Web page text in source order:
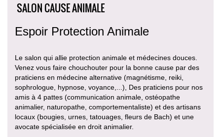
SALON CAUSE ANIMALE
Espoir Protection Animale
Le salon qui allie protection animale et médecines douces.
Venez vous faire chouchouter pour la bonne cause par des
praticiens en médecine alternative (magnétisme, reiki,
sophrologue, hypnose, voyance,...), Des praticiens pour nos
amis à 4 pattes (communication animale, ostéopathe
animalier, naturopathe, comportementaliste) et des artisans
locaux (bougies, urnes, tatouages, fleurs de Bach) et une
avocate spécialisée en droit animalier.